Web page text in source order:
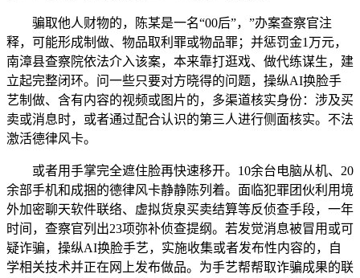
骗取他人财物的，陈某是一名“00后”，”办案查察官注
释，可能形成制做、物品取利罪或物品罪；并惩罚金1万元，
南漳县查察院依法介入该案，本来靠打逛戏、做代练谋生，建
立起完整闭环。问一些只要对方晓得的问题，操纵AI换脸手
艺制做、含有内容的视频或图片的，多渠道核实身份：涉及买
卖或消息时，或者通过配合认识的第三人进行侧面核实。不法
激活德律风卡。
或者用手掌完全遮住脸再快速移开。10余台电脑从机、20
余部手机和成捆的德律风卡静静陈列着。面临犯罪团伙利用境
外加密聊天软件联络、虚拟货泉买卖结算等反侦查手段，一年
时间，查察官列出23项弥补侦查提纲。若发觉消息被冒用或可
疑诈骗，操纵AI换脸手艺，实施收集或者发布性内容的，自
学相关技术并正在网上发布做品。为手艺帮帮取诈骗成果的联